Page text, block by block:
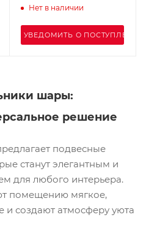
230V) (Arlight, IP20
Нет в наличии
УВЕДОМИТЬ О ПОСТУПЛЕНИИ
шары:
решение
подвесные
станут элегантным и
для любого интерьера.
помещению мягкое,
создают атмосферу уюта